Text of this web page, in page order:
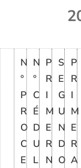
N
°
P
R
O
C
E
N
°
C
É
D
U
L
P
R
I
M
E
R
N
S
E
G
U
N
D
O
P
R
I
M
E
R
A